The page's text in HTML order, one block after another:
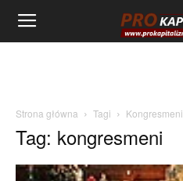
Strona główna Tagi Kongresmeni
Tag: kongresmeni